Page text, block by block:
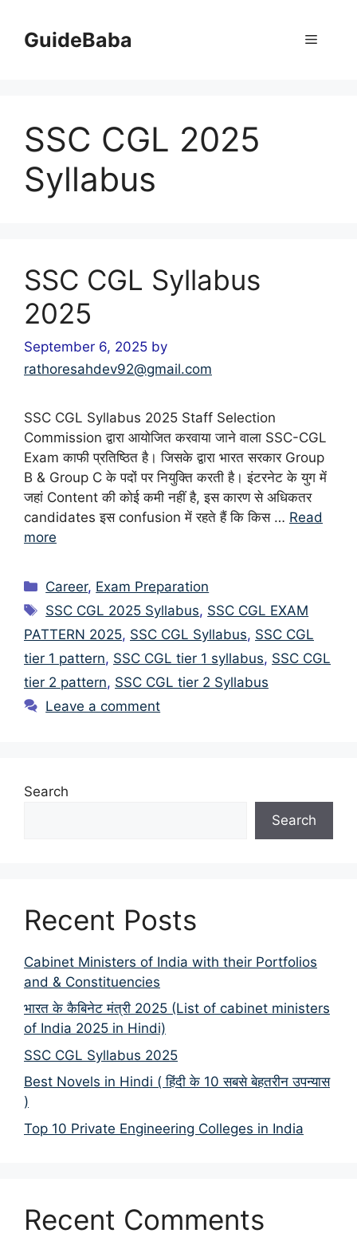
contentGuideBaba Menu
SSC CGL 2025
Syllabus
SSC CGL Syllabus
2025
September 6, 2025 by
rathoresahdev92@gmail.com
SSC CGL Syllabus 2025 Staff Selection
Commission द्वारा आयोजित करवाया जाने वाला SSC-CGL
Exam काफी प्रतिष्ठित है। जिसके द्वारा भारत सरकार Group
B & Group C के पदों पर नियुक्ति करती है। इंटरनेट के युग में
जहां Content की कोई कमी नहीं है, इस कारण से अधिकतर
candidates इस confusion में रहते हैं कि किस … Read
more
Categories
Career, Exam Preparation
Tags
SSC CGL 2025 Syllabus, SSC CGL EXAM
PATTERN 2025, SSC CGL Syllabus, SSC CGL
tier 1 pattern, SSC CGL tier 1 syllabus, SSC CGL
tier 2 pattern, SSC CGL tier 2 Syllabus
Leave a comment
Search
Search
Recent Posts
Cabinet Ministers of India with their Portfolios
and & Constituencies
भारत के कैबिनेट मंत्री 2025 (List of cabinet ministers
of India 2025 in Hindi)
SSC CGL Syllabus 2025
Best Novels in Hindi ( हिंदी के 10 सबसे बेहतरीन उपन्यास
)
Top 10 Private Engineering Colleges in India
Recent Comments